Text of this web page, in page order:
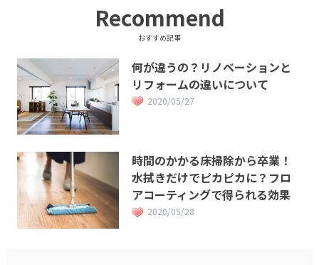
Recommend
おすすめ記事
何が違うの？リノベーションと
リフォームの違いについて
2020/05/27
時間のかかる床掃除から卒業！
水拭きだけでピカピカに？フロ
アコーティングで得られる効果
2020/05/28